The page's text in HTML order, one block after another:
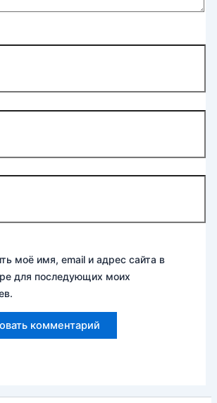
моё имя, email и адрес сайта в
для последующих моих